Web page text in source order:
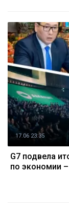
17.06 23:35
G7 подвела
по экономии